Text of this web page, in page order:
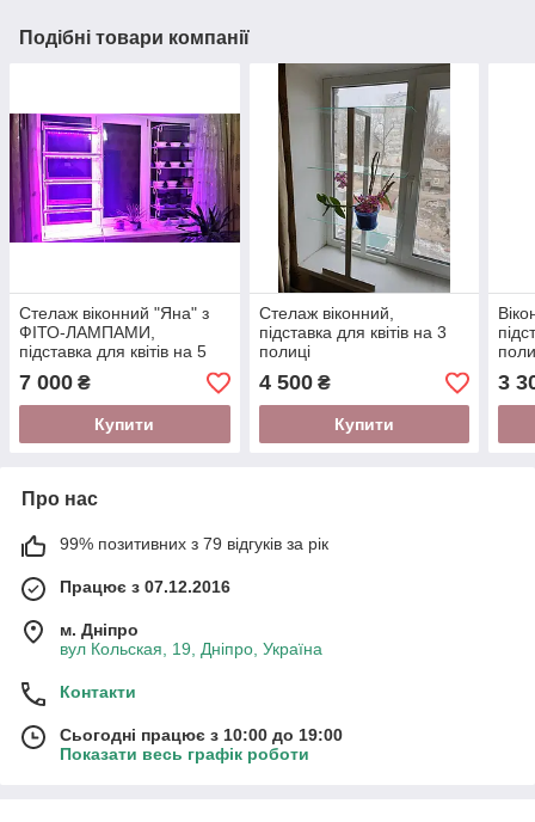
Подібні товари компанії
Стелаж віконний "Яна" з
ФІТО-ЛАМПАМИ,
підставка для квітів на 5
полиць
7 000 ₴
Купити
Стелаж віконний,
підставка для квітів на 3
полиці
4 500₴
Купити
3
Про нас
99% позитивних з 79 відгуків за рік
Працює з 07.12.2016
м. Дніпро
вул Кольская, 19, Дніпро, Україна
Контакти
Сьогодні працює з 10:00 до 19:00
Показати весь графік роботи